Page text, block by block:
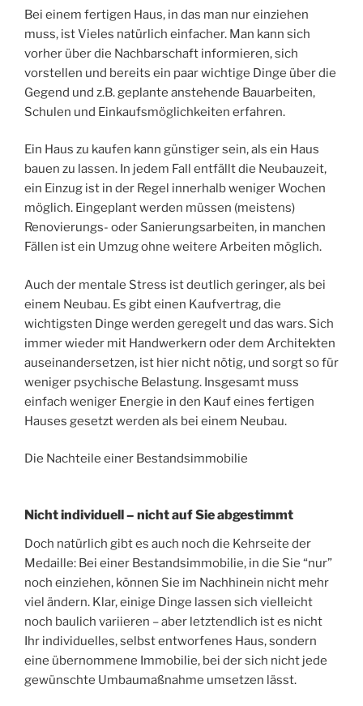
Bei einem fertigen Haus, in das man nur einziehen
muss, ist Vieles natürlich einfacher. Man kann sich
vorher über die Nachbarschaft informieren, sich
vorstellen und bereits ein paar wichtige Dinge über die
Gegend und z.B. geplante anstehende Bauarbeiten,
Schulen und Einkaufsmöglichkeiten erfahren.
Ein Haus zu kaufen kann günstiger sein, als ein Haus
bauen zu lassen. In jedem Fall entfällt die Neubauzeit,
ein Einzug ist in der Regel innerhalb weniger Wochen
möglich. Eingeplant werden müssen (meistens)
Renovierungs- oder Sanierungsarbeiten, in manchen
Fällen ist ein Umzug ohne weitere Arbeiten möglich.
Auch der mentale Stress ist deutlich geringer, als bei
einem Neubau. Es gibt einen Kaufvertrag, die
wichtigsten Dinge werden geregelt und das wars. Sich
immer wieder mit Handwerkern oder dem Architekten
auseinandersetzen, ist hier nicht nötig, und sorgt so für
weniger psychische Belastung. Insgesamt muss
einfach weniger Energie in den Kauf eines fertigen
Hauses gesetzt werden als bei einem Neubau.
Die Nachteile einer Bestandsimmobilie
Nicht individuell – nicht auf Sie abgestimmt
Doch natürlich gibt es auch noch die Kehrseite der
Medaille: Bei einer Bestandsimmobilie, in die Sie “nur”
noch einziehen, können Sie im Nachhinein nicht mehr
viel ändern. Klar, einige Dinge lassen sich vielleicht
noch baulich variieren – aber letztendlich ist es nicht
Ihr individuelles, selbst entworfenes Haus, sondern
eine übernommene Immobilie, bei der sich nicht jede
gewünschte Umbaumaßnahme umsetzen lässt.